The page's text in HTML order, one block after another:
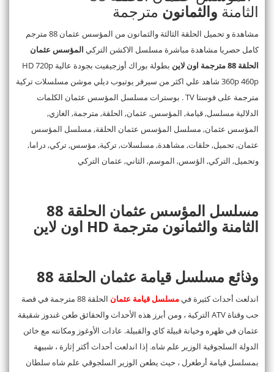
الثامنة والثمانون مترجمة
مشاهدة و تحميل الحلقة الثالثة والثمانون من المؤسس عثمان 88 مترجم
كامل حصريا مشاهدة مباشرة مسلسل الاكشن التركي المؤسس عثمان
الحلقة 88 مترجمة اون لاين
بطولة بوراك أوزجيفيت بجودة عالية HD 720p
360p 460p شاهد علي اكثر من سيرفر يوتيوب ديلي موشن مسلسلات تركية
مترجمة على فوستا TV . بوسترات مسلسل المؤسس عثمان الكلمات
الدلالية مسلسل, قيامة, المؤسس, عثمان, الحلقة, مترجمة, الغازي,
المؤسس عثمان, مسلسل المؤسس عثمان الحلقة, مسلسل المؤسس
عثمان, تحميل, حلقات, مشاهدة, مسلسلات, تركية, مؤسس, تركي, دراما,
وتحميل, التركي, الؤسس, الموسم, الثاني, عثمان التركي
مسلسل المؤسس عثمان الحلقة 88
الثامنة والثمانون مترجمة HD اون لاين
وقائع مسلسل قيامة عثمان الحلقة 88
اندلعت أحداث كثيرة فيمسلسل قيامة عثمان
الحلقة 88 مترجمة في قصة
حب وقناة ATV التركية ، ومن أبرز هذه الأحداث والحقائق طعن غندوز شقيقة
عثمان في ظهره وخيانة قبيلة كاي والقبيلة. عادات الأوغوز ومكانته مع خائن
الدولة السلجوقية الوزير علم شاه. إذا اندلعت أحداث أكثر إثارة ، شبيهة
بمسلسل قيامة أرطغرل ، حيث يطعن الوزير السلجوقي علم شاه سلطان